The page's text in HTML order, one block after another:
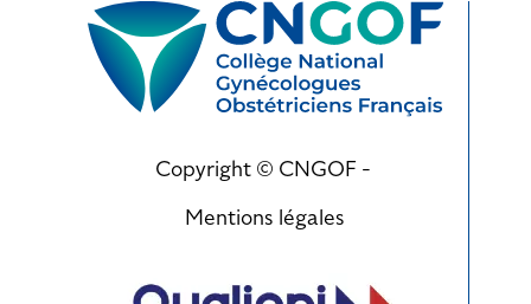
Copyright © CNGOF -
Mentions légales